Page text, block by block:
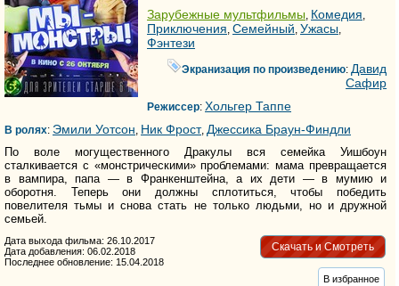
Зарубежные мультфильмы, Комедия,
Приключения, Семейный, Ужасы,
Фэнтези
Экранизация по произведению:Давид
Сафир
Режиссер: Хольгер Таппе
В ролях: Эмили Уотсон, Ник Фрост, Джессика Браун-Финдли
По воле могущественного Дракулы вся семейка Уишбоун
сталкивается с «монстрическими» проблемами: мама превращается
в вампира, папа — в Франкенштейна, а их дети — в мумию и
оборотня. Теперь они должны сплотиться, чтобы победить
повелителя тьмы и снова стать не только людьми, но и дружной
семьей.
Скачать и Смотреть
Дата выхода фильма: 26.10.2017
Дата добавления: 06.02.2018
Последнее обновление: 15.04.2018
В избранное